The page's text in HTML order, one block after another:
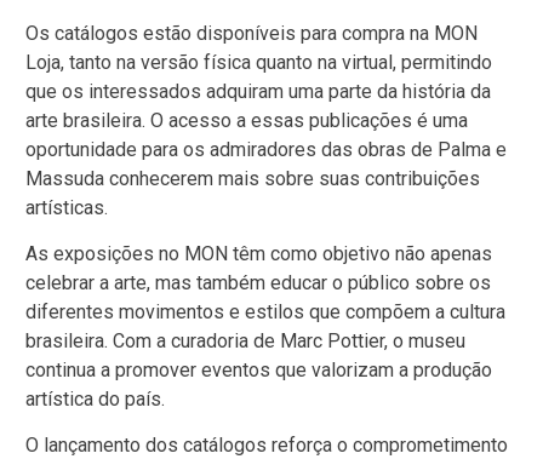
Os catálogos estão disponíveis para compra na MON
Loja, tanto na versão física quanto na virtual, permitindo
que os interessados adquiram uma parte da história da
arte brasileira. O acesso a essas publicações é uma
oportunidade para os admiradores das obras de Palma e
Massuda conhecerem mais sobre suas contribuições
artísticas.
As exposições no MON têm como objetivo não apenas
celebrar a arte, mas também educar o público sobre os
diferentes movimentos e estilos que compõem a cultura
brasileira. Com a curadoria de Marc Pottier, o museu
continua a promover eventos que valorizam a produção
artística do país.
O lançamento dos catálogos reforça o comprometimento